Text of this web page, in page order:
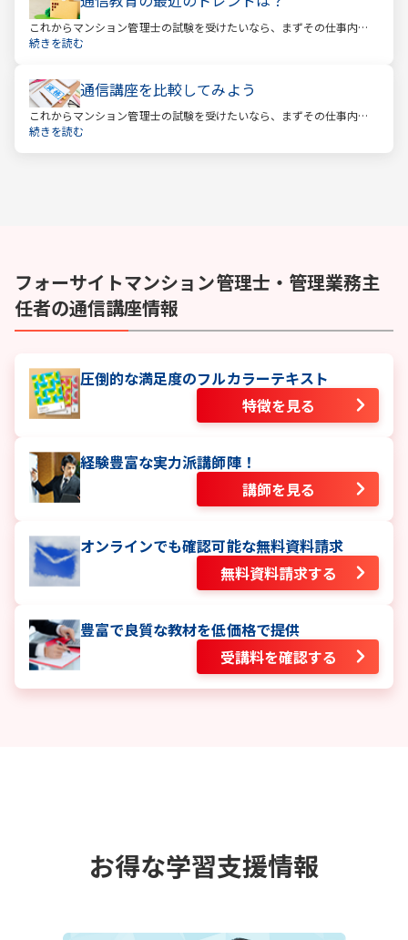
これからマンション管理士の試験を受けたいなら、まずその仕事内容
を確かめましょう。この仕事では、マンション管理組合の総合的なサ
続きを読む
通信講座を比較してみよう
これからマンション管理士の試験を受けたいなら、まずその仕事内容
を確かめましょう。この仕事では、マンション管理組合の総合的なサ
続きを読む
フォーサイトマンション管理士・管理業務主
任者の通信講座情報
圧倒的な満足度のフルカラーテキスト
特徴を見る
経験豊富な実力派講師陣！
講師を見る
オンラインでも確認可能な無料資料請求
無料資料請求する
豊富で良質な教材を低価格で提供
受講料を確認する
お得な学習支援情報